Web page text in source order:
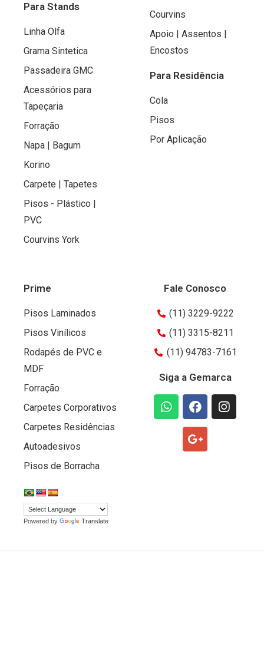
Para Stands
Linha Olfa
Grama Sintetica
Passadeira GMC
Acessórios para
Tapeçaria
Forração
Napa | Bagum
Korino
Carpete | Tapetes
Pisos - Plástico |
PVC
Courvins York
Courvins
Apoio | Assentos |
Encostos
Para Residência
Cola
Pisos
Por Aplicação
Prime
Pisos Laminados
Pisos Vinílicos
Rodapés de PVC e
MDF
Forração
Carpetes Corporativos
Carpetes Residências
Autoadesivos
Pisos de Borracha
Powered by Translate
Fale Conosco
(11) 3229-9222
(11) 3315-8211
(11) 94783-7161
Siga a Gemarca